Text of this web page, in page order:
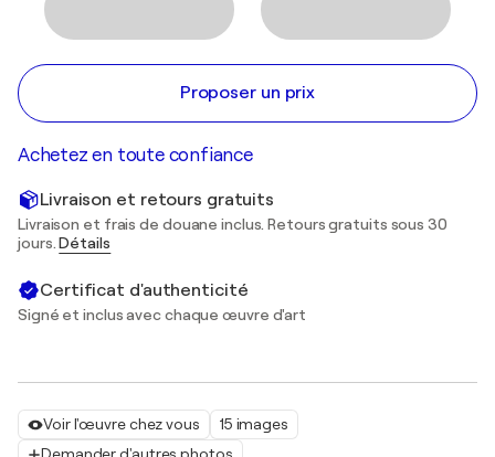
Voir l'œuvre chez vous
15 images
Proposer un prix
Achetez en toute confiance
Livraison et retours gratuits
Livraison et frais de douane inclus. Retours gratuits sous 30
jours.Détails
Certificat d'authenticité
Signé et inclus avec chaque œuvre d'art